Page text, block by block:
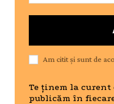
Am citit și sunt de
Te ținem la curent
publicăm în